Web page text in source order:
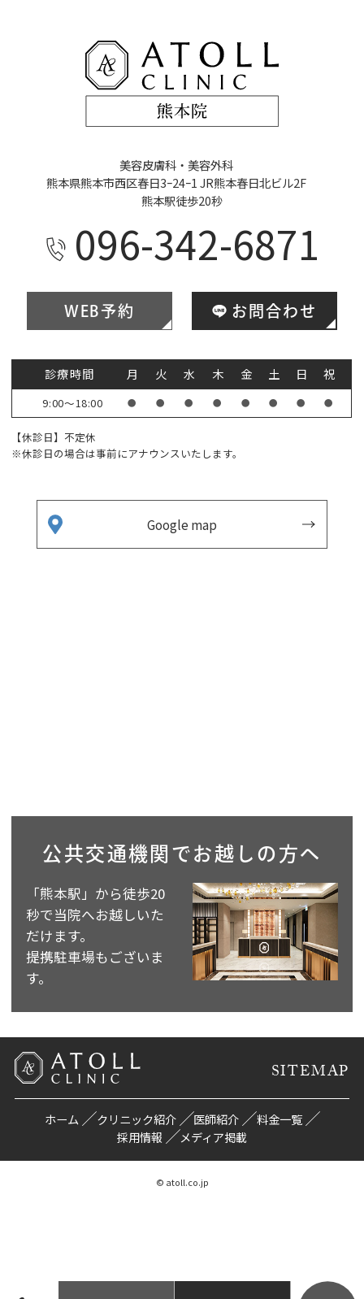
美容皮膚科・美容外科
熊本県熊本市西区春日3ｰ24ｰ1 JR熊本春日北ビル2F
熊本駅徒歩20秒
096-342-6871
WEB予約 お問合わせ
診療時間 月 火 水 木 金 土 日 祝
9:00～18:00 ● ● ● ● ● ● ● ●
【休診日】不定休
※休診日の場合は事前にアナウンスいたします。
Google map
公共交通機関で お越しの方へ
「熊本駅」から徒歩20
秒で当院へお越しいた
だけます。
提携駐車場もございま
す。
SITEMAP
ホーム クリニック紹介 医師紹介
料金一覧
採用情報
メディア掲載
© atoll.co.jp